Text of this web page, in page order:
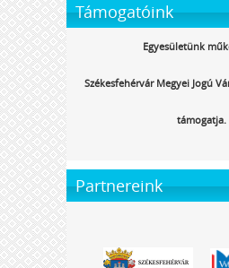
Támogatóink
Egyesületünk
Székesfehérvár Megyei Jogú
támogatja.
Partnereink